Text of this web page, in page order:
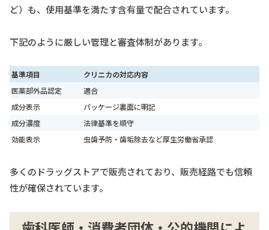
ど）も、使用基準を満たす含有量で配合されています。
下記のように厳しい管理と審査体制があります。
基準項目
クリニカの対応内容
医薬部外品認定
適合
成分表示
パッケージ裏面に明記
成分濃度
法律基準を順守
効能表示
虫歯予防・歯垢除去など厚生労働省承認
多くのドラッグストアで販売されており、販売経路でも信頼
性が確保されています。